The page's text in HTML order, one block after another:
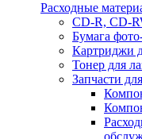
Расходные
CD-R, CD-
Бумага
Картриджи
Тонер для
Запчасти